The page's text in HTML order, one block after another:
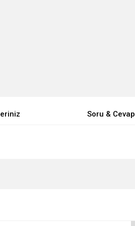
Soru & Cevap